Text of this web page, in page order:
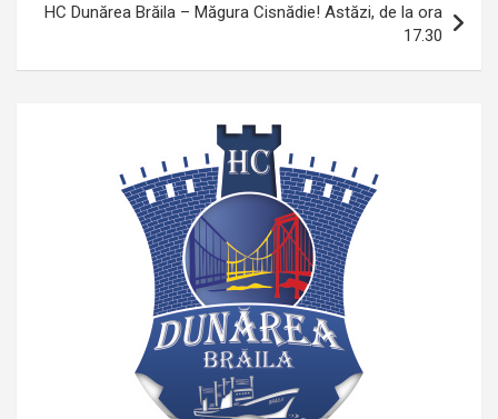
HC Dunărea Brăila – Măgura Cisnădie! Astăzi, de la ora
17.30